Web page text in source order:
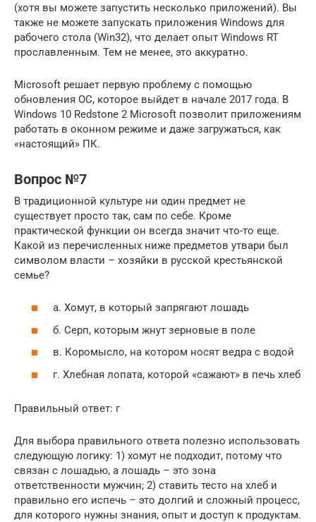
(хотя вы можете запустить несколько приложений). Вы
также не можете запускать приложения Windows для
рабочего стола (Win32), что делает опыт Windows RT
прославленным. Тем не менее, это аккуратно.
Microsoft решает первую проблему с помощью
обновления ОС, которое выйдет в начале 2017 года. В
Windows 10 Redstone 2 Microsoft позволит приложениям
работать в оконном режиме и даже загружаться, как
«настоящий» ПК.
Вопрос №7
В традиционной культуре ни один предмет не
существует просто так, сам по себе. Кроме
практической функции он всегда значит что-то еще.
Какой из перечисленных ниже предметов утвари был
символом власти – хозяйки в русской крестьянской
семье?
а. Хомут, в который запрягают лошадь
б. Серп, которым жнут зерновые в поле
в. Коромысло, на котором носят ведра с водой
г. Хлебная лопата, которой «сажают» в печь хлеб
Правильный ответ: г
Для выбора правильного ответа полезно использовать
следующую логику: 1) хомут не подходит, потому что
связан с лошадью, а лошадь – это зона
ответственности мужчин; 2) ставить тесто на хлеб и
правильно его испечь – это долгий и сложный процесс,
для которого нужны знания, опыт и доступ к продуктам.